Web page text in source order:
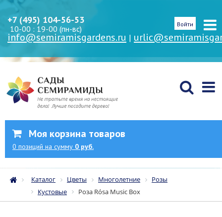
+7 (495) 104-56-53
10-00 : 19-00 (пн-вс)
info@semiramisgardens.ru |
Войти
Моя корзина товаров
0 позиций на сумму 0 руб.
Каталог Цветы Многолетние
Розы
Кустовые
Роза Rósa Music Box